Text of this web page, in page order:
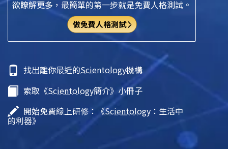
欲瞭解更多，最簡單的第一步就是免費人格測試。
做免費人格測試
找出離你最近的Scientology機構
索取《Scientology簡介》小冊子
開始免費線上研修：《Scientology ：生活中
的利器》